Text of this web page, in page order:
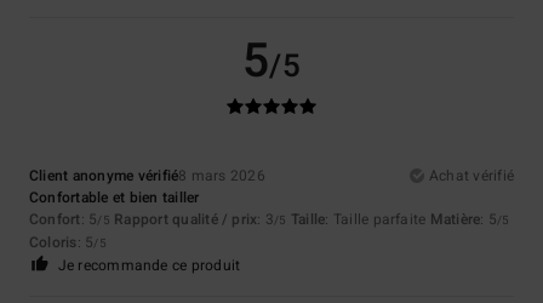
5/5
Client anonyme vérifié8 mars 2026
Achat vérifié
Confortable et bien tailler
Confort: 5/5 Rapport qualité / prix: 3/5 Taille: Taille parfaite Matière: 5/5
Coloris: 5/5
Je recommande ce produit